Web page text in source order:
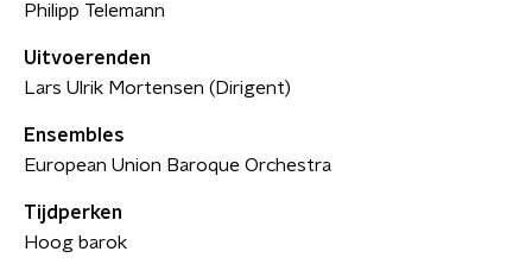
Philipp Telemann
Uitvoerenden
Lars Ulrik Mortensen (Dirigent)
Ensembles
European Union Baroque Orchestra
Tijdperken
Hoog barok